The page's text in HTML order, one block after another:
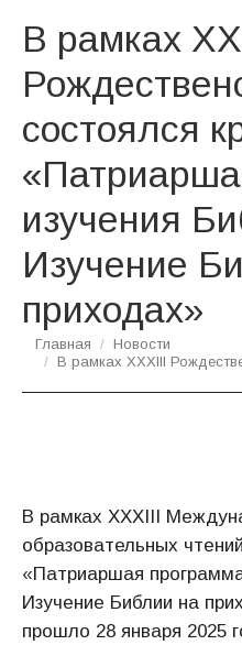
В рамках
состоялся
изучения
Изучение
приходах»
Вы здесь:
Главная
Новости
В рамках XXXIII
В рамках XXXIII
образовательных
«Патриаршая
Изучение Библии на
прошло 28 января 2025